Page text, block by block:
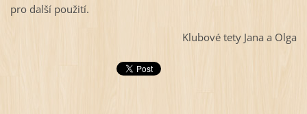
pro další použití.
Klubové tety Jana a Olga